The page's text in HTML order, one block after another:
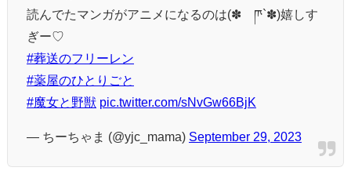
読んでたマンガがアニメになるのは(✽´ཫ`✽)嬉しす
ぎー♡
#葬送のフリーレン
#薬屋のひとりごと
#魔女と野獣 pic.twitter.com/sNvGw66BjK
— ちーちゃま (@yjc_mama) September 29, 2023